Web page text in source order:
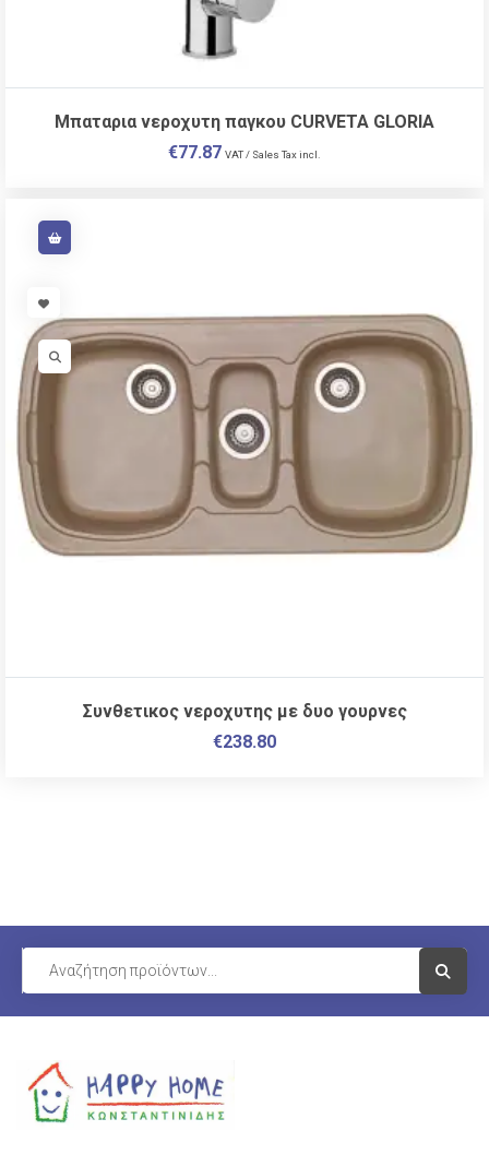
Μπαταρια νεροχυτη παγκου CURVETA GLORIA
€77.87 VAT / Sales Tax incl.
VISIT LINK
VISIT LINK
Συνθετικος νεροχυτης με δυο γουρνες
€238.80
Visit